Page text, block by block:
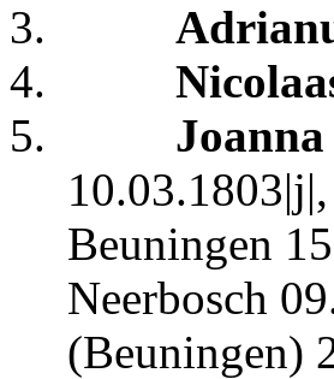
3.
4.
5.
Beuningen
Neerbosch
(Beuningen)